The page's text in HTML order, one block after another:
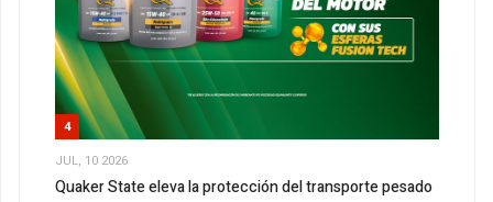
4
JUL, 10 2026
Quaker State eleva la protección del transporte pesado